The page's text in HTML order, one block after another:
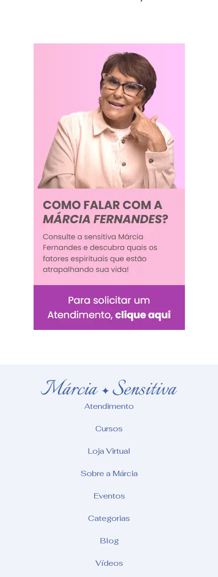
Atendimento
Cursos
Loja Virtual
Sobre a Márcia
Eventos
Categorias
Blog
Vídeos